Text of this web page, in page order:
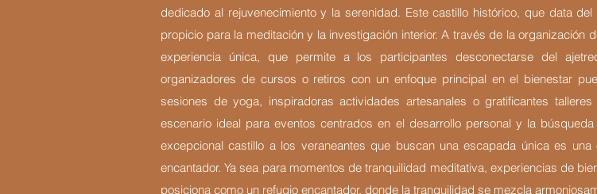
dedicado al rejuvenecimiento y la serenidad. Este castillo histórico, que data
propicio para la meditación y la investigación interior. A través de la organización
experiencia única, que permite a los participantes desconectarse del
organizadores de cursos o retiros con un enfoque principal en el bienestar
sesiones de yoga, inspiradoras actividades artesanales o gratificantes
escenario ideal para eventos centrados en el desarrollo personal y la
excepcional castillo a los veraneantes que buscan una escapada única es
encantador. Ya sea para momentos de tranquilidad meditativa, experiencias de
posiciona como un refugio encantador, donde la tranquilidad se mezcla